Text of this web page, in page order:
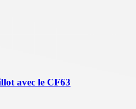
avec le CF63